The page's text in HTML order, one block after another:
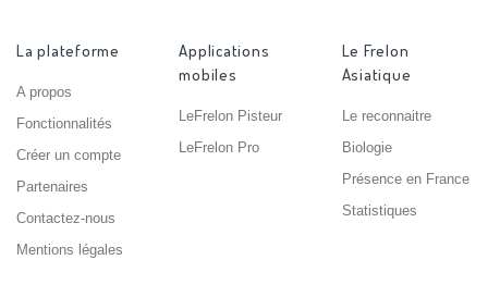
La plateforme
A propos
Fonctionnalités
Créer un compte
Partenaires
Contactez-nous
Mentions légales
Applications
mobiles
LeFrelon Pisteur
LeFrelon Pro
Le Frelon
Asiatique
Le reconnaitre
Biologie
Présence en France
Statistiques